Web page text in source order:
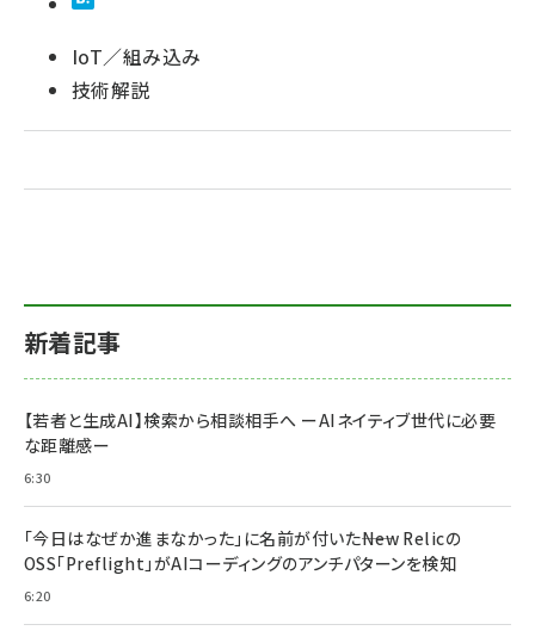
IoT／組み込み
技術解説
新着記事
【若者と生成AI】検索から相談相手へ ーAIネイティブ世代に必要
な距離感ー
6:30
「今日はなぜか進まなかった」に名前が付いた――New Relicの
OSS「Preflight」がAIコーディングのアンチパターンを検知
6:20